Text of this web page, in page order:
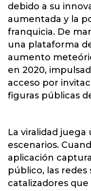
debido a su
aumentada y la
franquicia. De
una plataforma
aumento
en 2020,
acceso por
figuras públicas
La viralidad
escenarios.
aplicación
público, las
catalizadores